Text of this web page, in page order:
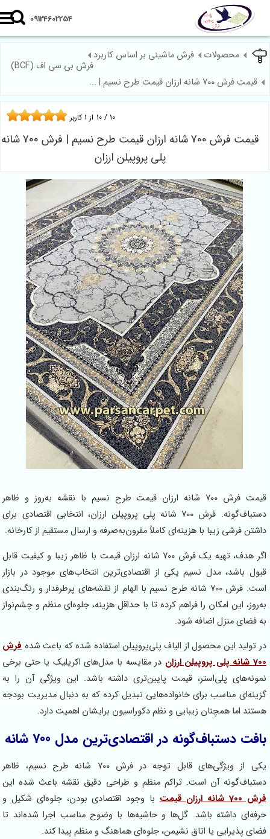
09124602254
محصولات فرش ماشینی بر اساس کاربرد
فرش بی سی اف (BCF)
قیمت فرش 700 شانه ارزان قیمت طرح نسیم | ...
قیمت فرش 700 شانه ارزان قیمت طرح نسیم | فرش 700 شانه
پلی پروپیلن ارزان
10 / از کاربر
قیمت فرش 700 شانه ارزان قیمت طرح نسیم با نقشه به‌روز و ظاهر
دستباف‌گونه. فرش 700 شانه پلی پروپیلن ارزان، انتخابی اقتصادی برای
فرشی زیبا با هزینه‌ای کاملاً مقرون‌به‌صرفه و ارسال مستقیم از کارخانه.
اگر هدف، تهیه یک فرش 700 شانه ارزان قیمت با ظاهر زیبا و کیفیت قابل
باشد، مدل نسیم یکی از اقتصادی‌ترین انتخاب‌های موجود در بازار
است. فرش 700 شانه طرح نسیم با الهام از نقشه‌های پرطرفدار و رنگ‌بندی
این امکان را فراهم کرده تا با حداقل هزینه، جلوه‌ای منظم و چشم‌نواز
فضای منزل اضافه شود.
تولید این محصول از الیاف پلی‌پروپیلن استفاده شده که باعث شدهفرش
ارزان
در مقایسه با مدل‌های اکریلیک یا حتی برخی
پلی‌استر، قیمت پایین‌تری داشته باشد. این ویژگی آن را به
مناسب برای خانواده‌هایی تبدیل کرده که به دنبال مدیریت بودجه
اما همچنان زیبایی و نظم دکوراسیون برایشان اهمیت دارد.
دستباف‌گونه در اقتصادی‌ترین مدل 700 شانه
یکی از ویژگی‌های قابل توجه در فرش 700 شانه طرح نسیم، ظاهر
آن است. تراکم منظم و طراحی دقیق نقشه باعث شده این
شانه ارزان قیمت
با وجود اقتصادی بودن، جلوه‌ای شکیل و
داشته باشد. گل‌ها و حاشیه‌ها با وضوح مناسب اجرا شده‌اند تا
پذیرایی یا اتاق نشیمن، جلوه‌ای هماهنگ و منظم پیدا کند.